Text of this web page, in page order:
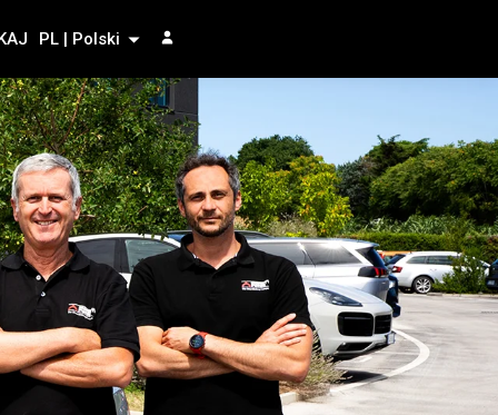
PL | Polski